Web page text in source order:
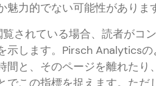
力的でない可能性がありま
されている場合、読者がコ
示します。Pirsch Analytics
と、そのページを離れたり
この指標を捉えます。ただ